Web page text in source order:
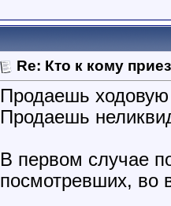
Re: Кто к кому
Продаешь
Продаешь
В первом случае
посмотревших, во